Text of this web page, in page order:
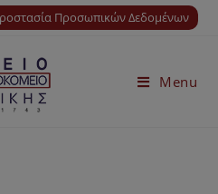
Προσωπικών Δεδομένων
Menu